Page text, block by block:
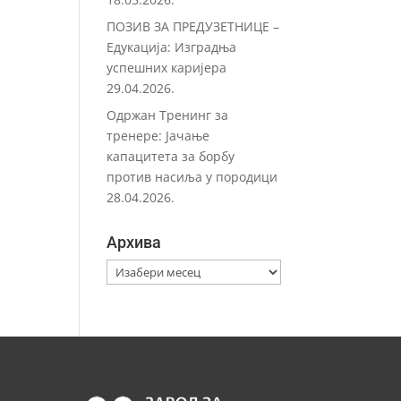
ПОЗИВ ЗА ПРЕДУЗЕТНИЦЕ –
Eдукација: Изградња
успешних каријера
29.04.2026.
Одржан Тренинг за
тренере: Јачање
капацитета за борбу
против насиља у породици
28.04.2026.
Архива
Архива